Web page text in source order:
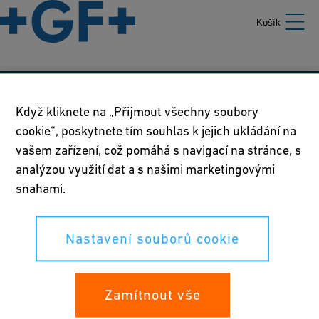
Košík
Naše zásady
Podmínky používání
Prohlášení o zásadách ochrany osobních údajů
Vaše práva
Když kliknete na „Přijmout všechny soubory
cookie“, poskytnete tím souhlas k jejich ukládání na
vašem zařízení, což pomáhá s navigací na stránce, s
analýzou využití dat a s našimi marketingovými
snahami.
Nastavení souborů cookie
Zamítnout vše